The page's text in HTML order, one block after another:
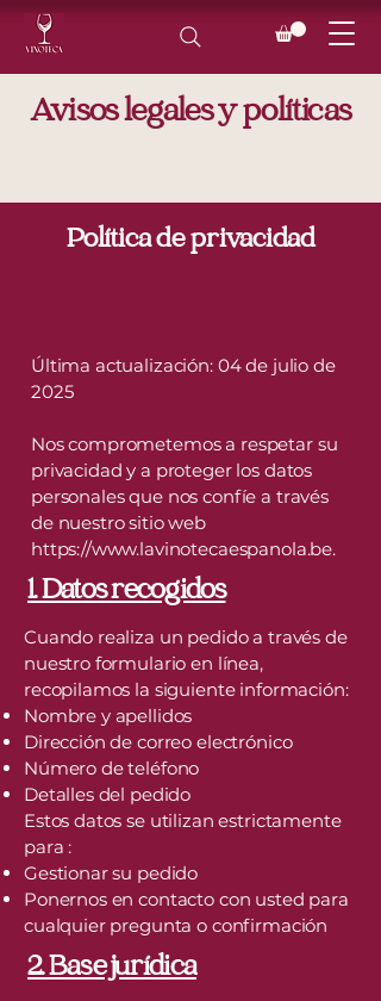
Avisos legales y políticas
Política de privacidad
Última actualización: 04 de julio de
2025
Nos comprometemos a respetar su
privacidad y a proteger los datos
personales que nos confíe a través
de nuestro sitio web
https://www.lavinotecaespanola.be.
1. Datos recogidos
Cuando realiza un pedido a través de
nuestro formulario en línea,
recopilamos la siguiente información:
Nombre y apellidos
Dirección de correo electrónico
Número de teléfono
Detalles del pedido
Estos datos se utilizan estrictamente
para :
Gestionar su pedido
Ponernos en contacto con usted para
cualquier pregunta o confirmación
2. Base jurídica